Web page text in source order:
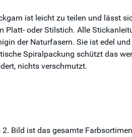
ist leicht zu teilen und lässt
oder Stilstich. Alle
der Naturfasern. Sie ist edel
Spiralpackung schützt das
nichts verschmutzt.
Bild ist das gesamte